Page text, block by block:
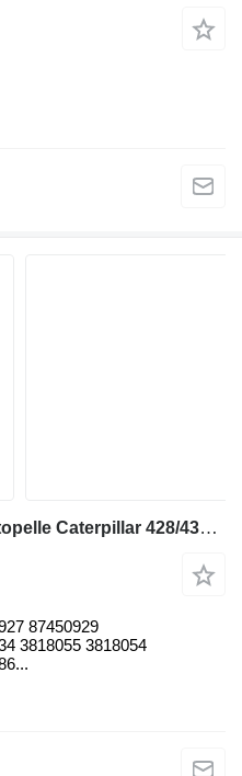
Vérin hydraulique pour tractopelle Caterpillar 428/432/434/442/444
87450929
3818055 3818054